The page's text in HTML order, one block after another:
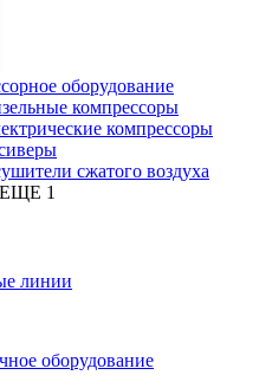
оборудование
компрессоры
компрессоры
сжатого воздуха
1
линии
оборудование